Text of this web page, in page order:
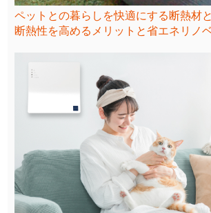
ペットとの暮らしを快適にする断熱材
断熱性を高めるメリットと省エネリノ